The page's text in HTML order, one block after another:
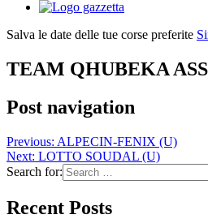
Salva le date delle tue corse preferite
TEAM QHUBEKA
Post navigation
Previous: ALPECIN-FENIX (U)
Next: LOTTO SOUDAL (U)
Search for:
Recent Posts